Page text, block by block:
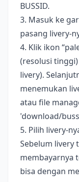
BUSSID.
3. Masuk ke
pasang livery-
4. Klik ikon
(resolusi
livery).
menemukan
atau file
'download/
5. Pilih livery-
Sebelum livery
membayarnya
bisa dengan